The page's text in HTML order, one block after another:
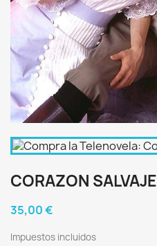
CORAZON SALVAJE
35,00 €
Impuestos incluidos